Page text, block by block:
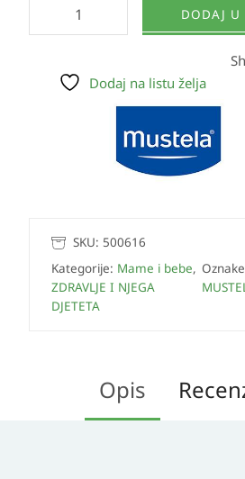
DODAJ U
Dodaj na listu želja
SKU: 500616
Kategorije: Mame i bebe,
ZDRAVLJE I NJEGA
DJETETA
Opis